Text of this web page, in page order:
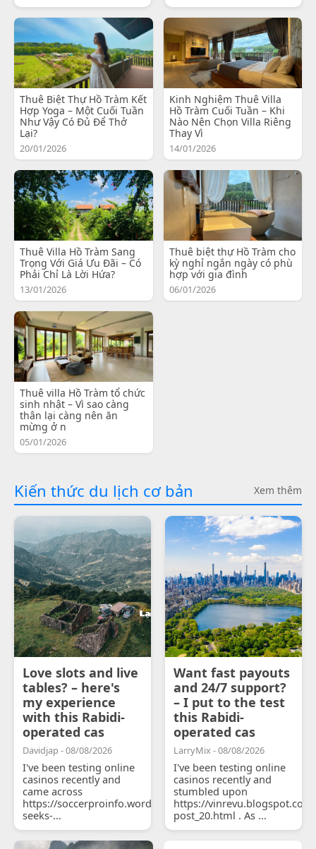
Thuê Biệt Thự Hồ Tràm Kết
Hợp Yoga – Một Cuối Tuần
Như Vậy Có Đủ Để Thở
Lại?
20/01/2026
Kinh Nghiệm Thuê Villa
Hồ Tràm Cuối Tuần – Khi
Nào Nên Chọn Villa Riêng
Thay Vì
14/01/2026
Thuê Villa Hồ Tràm Sang
Trọng Với Giá Ưu Đãi – Có
Phải Chỉ Là Lời Hứa?
13/01/2026
Thuê biệt thự Hồ Tràm cho
kỳ nghỉ ngắn ngày có phù
hợp với gia đình
06/01/2026
Thuê villa Hồ Tràm tổ chức
sinh nhật – Vì sao càng
thân lại càng nên ăn
mừng ở n
05/01/2026
Kiến thức du lịch cơ bản Xem thêm
Love slots and live
tables? – here's
my experience
with this Rabidi-
operated cas
Davidjap - 08/08/2026
I've been testing online
casinos recently and
came across
https://soccerproinfo.wordpress.com/2026/07/11/courtois-
seeks-...
Want fast payouts
and 24/7 support?
– I put to the test
this Rabidi-
operated cas
LarryMix - 08/08/2026
I've been testing online
casinos recently and
stumbled upon
https://
post_20.html . As ...